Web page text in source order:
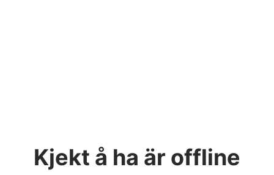
Kjekt å ha är offline